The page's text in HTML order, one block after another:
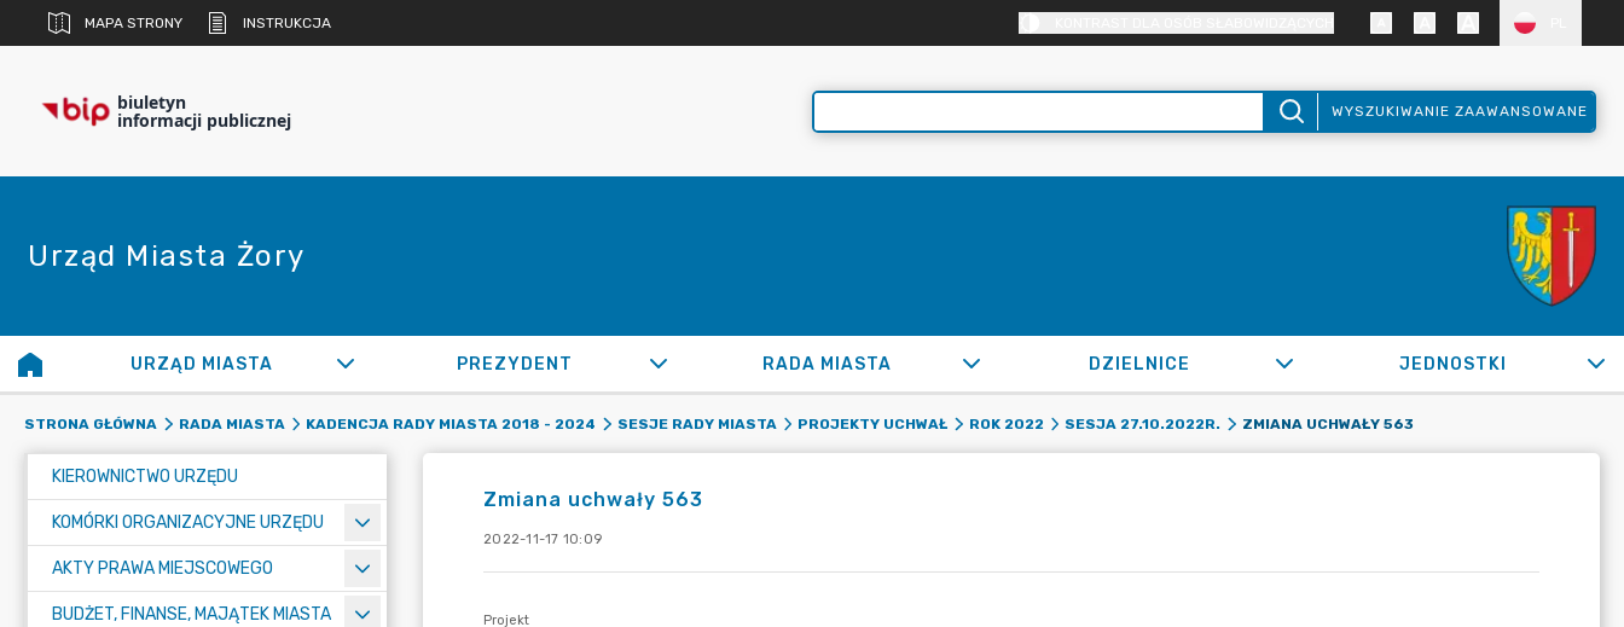
MAPA STRONY INSTRUKCJA
biuletyn
informacji publicznej WYSZUKIWANIE ZAAWANSOWANE
Urząd Miasta Żory
URZĄD MIASTA PREZYDENT RADA MIASTA DZIELNICE JEDNOSTKI
STRONA GŁÓWNA RADA MIASTA KADENCJA RADY MIASTA 2018 - 2024 SESJE RADY MIASTA PROJEKTY UCHWAŁ ROK 2022 SESJA 27.10.2022R. ZMIANA UCHWAŁY 563
KIEROWNICTWO URZĘDU
KOMÓRKI ORGANIZACYJNE URZĘDU
AKTY PRAWA MIEJSCOWEGO
BUDŻET, FINANSE, MAJĄTEK MIASTA
Zmiana uchwały 563
2022-11-17 10:09